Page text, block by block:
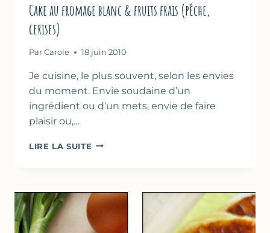
Cake au fromage blanc & fruits frais (pêche,
cerises)
Par Carole 18 juin 2010
Je cuisine, le plus souvent, selon les envies
du moment. Envie soudaine d’un
ingrédient ou d‘un mets, envie de faire
plaisir ou,…
LIRE LA SUITE CAKE
&
FRUITS
(PÊCHE,